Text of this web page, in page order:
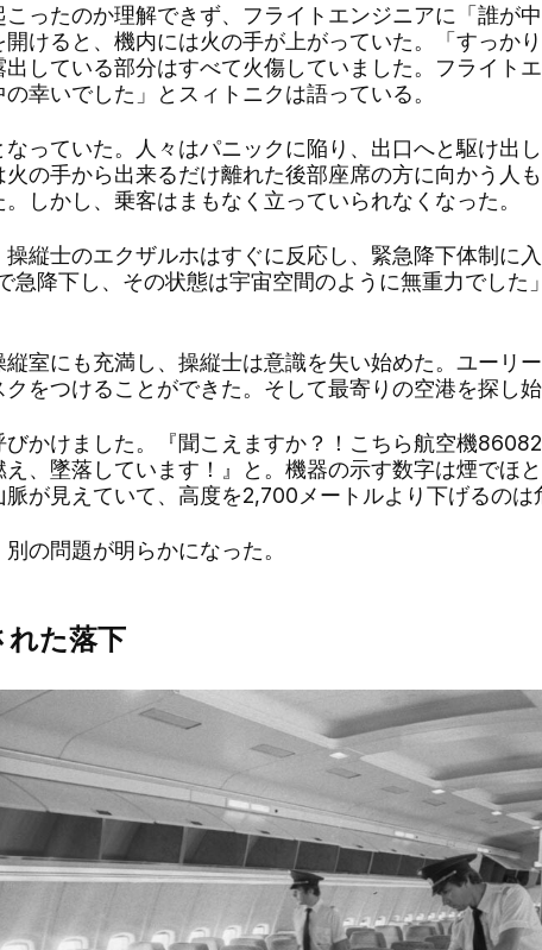
ったのか理解できず、フライトエンジニアに「誰が
けると、機内には火の手が上がっていた。「すっか
している部分はすべて火傷していました。フライト
幸いでした」とスィトニクは語っている。
っていた。人々はパニックに陥り、出口へと駆け出
の手から出来るだけ離れた後部座席の方に向かう人
しかし、乗客はまもなく立っていられなくなった。
縦士のエクザルホはすぐに反応し、緊急降下体制に
急降下し、その状態は宇宙空間のように無重力でした
室にも充満し、操縦士は意識を失い始めた。ユーリ
をつけることができた。そして最寄りの空港を探し始
かけました。『聞こえますか？！こちら航空機
、墜落しています！』と。機器の示す数字は煙でほ
が見えていて、高度を2,700メートルより下げるのは
の問題が明らかになった。
れた落下